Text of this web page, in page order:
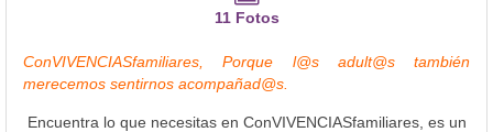
11 Fotos
ConVIVENCIASfamiliares, Porque l@s adult@s también
merecemos sentirnos acompañad@s.
Encuentra lo que necesitas en ConVIVENCIASfamiliares, es un